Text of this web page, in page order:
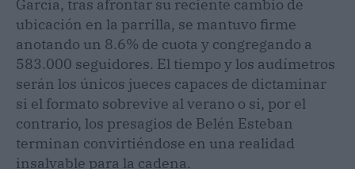
García, tras afrontar su reciente cambio de
ubicación en la parrilla, se mantuvo firme
anotando un 8.6% de cuota y congregando a
583.000 seguidores. El tiempo y los audímetros
serán los únicos jueces capaces de dictaminar
si el formato sobrevive al verano o si, por el
contrario, los presagios de Belén Esteban
terminan convirtiéndose en una realidad
insalvable para la cadena.